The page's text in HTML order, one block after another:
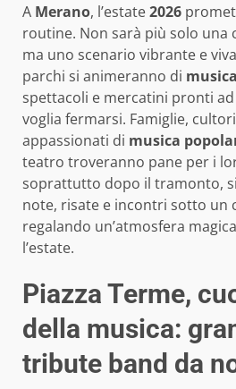
A Merano, l’estate2026
routine. Non sarà più solo una
ma uno scenario vibrante e
parchi si animeranno di musica
spettacoli e mercatini pronti
voglia fermarsi. Famiglie,
appassionati di musica
teatro troveranno pane per i
soprattutto dopo il tramonto,
note, risate e incontri sotto un
regalando un’atmosfera
l’estate.
Piazza Terme,
della musica:
tribute band da